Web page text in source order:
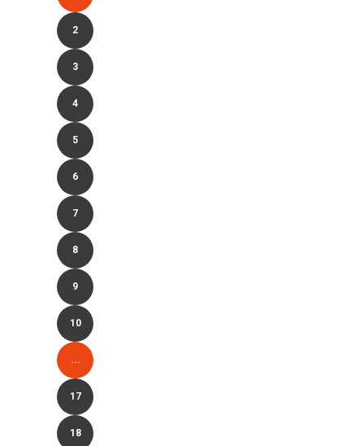
2
3
4
5
6
7
8
9
10
...
17
18